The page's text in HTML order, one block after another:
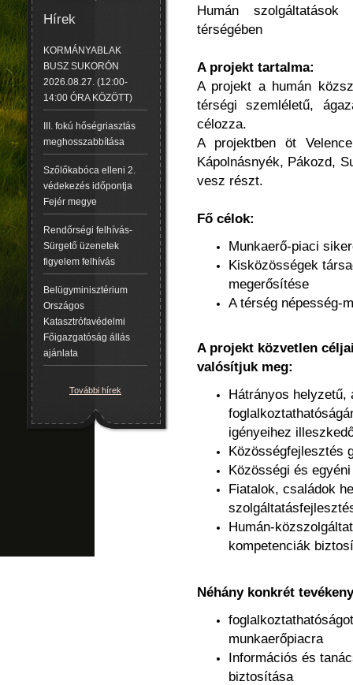
Hírek
KORMÁNYABLAK
BUSZ SUKORÓN
2026.08.27. (12:00-
14:00 ÓRA KÖZÖTT)
III. fokú hőségriasztás
meghosszabbítása
Szőlőkabóca elleni 2.
védekezés időpontja
Fejér megye
Rendőrségi felhívás-
Sürgető üzenetek
figyelem felhívás
Belügyminisztérium
Országos
Katasztrófavédelmi
Főigazgatóság állás
ajánlata
További hírek
Humán
térségében
A projekt tartalma:
A projekt a humán
térségi szemléletű,
célozza.
A projektben öt
Kápolnásnyék, Pákozd,
vesz részt.
Fő célok:
Munkaerő-piaci
Kisközösségek
megerősítése
A térség népesség-
A projekt közvetlen
valósítjuk meg:
Hátrányos
igényeihez
Közösségfejlesztés
Közösségi és
Fiatalok, családok
Humán-
kompetenciák
Néhány konkrét
munkaerőpiacra
Információs és
biztosítása